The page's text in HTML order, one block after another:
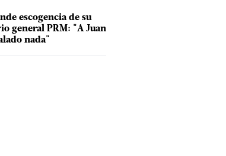
escogencia de su
general PRM: "A Juan
nada"